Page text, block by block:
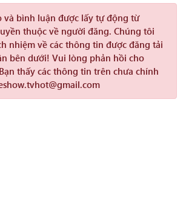
và bình luận được lấy tự động từ
thuộc về người đăng. Chúng tôi
nhiệm về các thông tin được đăng tải
bên dưới! Vui lòng phản hồi cho
thấy các thông tin trên chưa chính